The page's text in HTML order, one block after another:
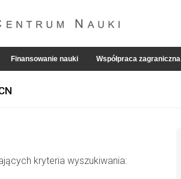
Finansowanie nauki Współpraca zagraniczna
kryteria wyszukiwania: